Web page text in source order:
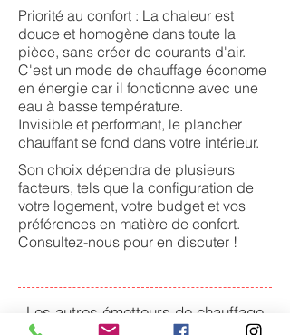
Priorité au confort : La chaleur est
douce et homogène dans toute la
pièce, sans créer de courants d'air.
C'est un mode de chauffage économe
en énergie car il fonctionne avec une
eau à basse température.
Invisible et performant, le plancher
chauffant se fond dans votre intérieur.
Son choix dépendra de plusieurs
facteurs, tels que la configuration de
votre logement, votre budget et vos
préférences en matière de confort.
Consultez-nous pour en discuter !
Les autres émetteurs de chauffage